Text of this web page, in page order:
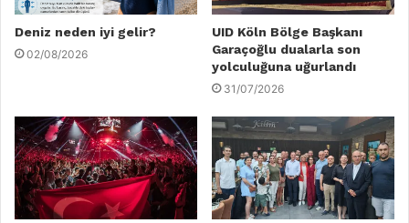
Deniz neden iyi gelir?
02/08/2026
UID Köln Bölge Başkanı
Garaçoğlu dualarla son
yolculuğuna uğurlandı
31/07/2026